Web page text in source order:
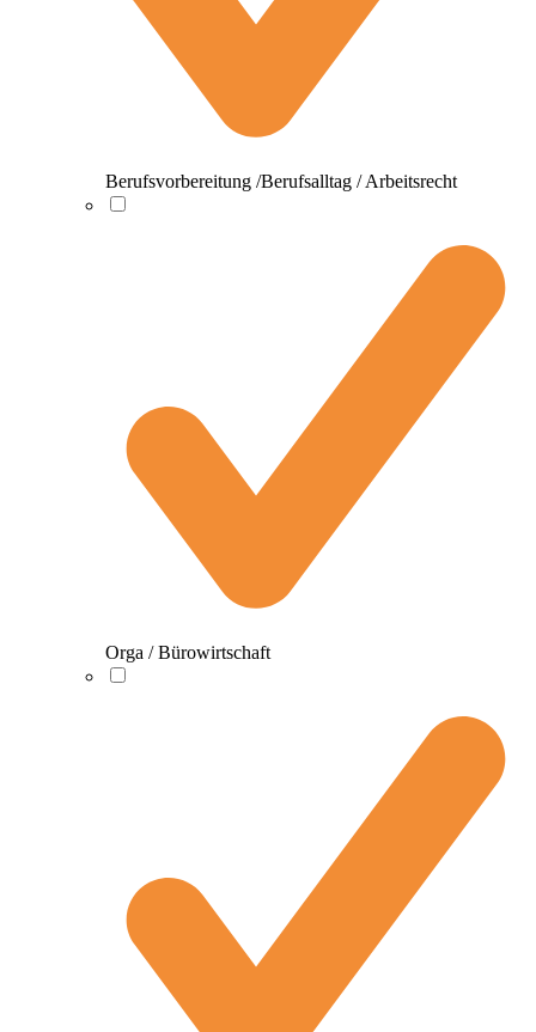
Berufsvorbereitung /Berufsalltag / Arbeitsrecht
Orga / Bürowirtschaft